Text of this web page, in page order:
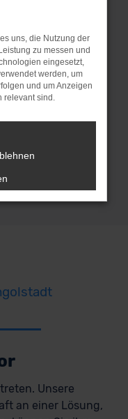
und um die
zu
Zeit
dann
zu enorm
wir jeden
dir nach
Unsere
an einer Lösung,
uns, die Nutzung der
zu messen und
eingesetzt,
werden, um
und um Anzeigen
relevant sind.